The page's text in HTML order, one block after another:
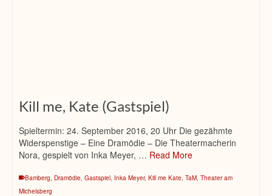
Kill me, Kate (Gastspiel)
Spieltermin: 24. September 2016, 20 Uhr Die gezähmte
Widerspenstige – Eine Dramödie – Die Theatermacherin
Nora, gespielt von Inka Meyer, … Read More
Bamberg, Dramödie, Gastspiel, Inka Meyer, Kill me Kate, TaM, Theater am
Michelsberg